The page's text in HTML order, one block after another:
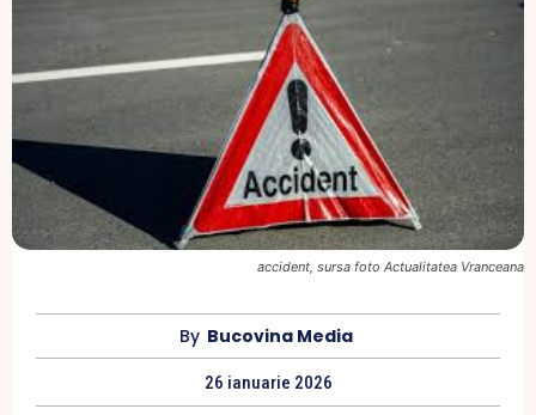
accident, sursa foto Actualitatea Vranceana
By Bucovina Media
26 ianuarie 2026